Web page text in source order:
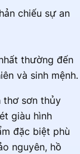
chiếu sự an
thường đến
và sinh mệnh.
thơ sơn thủy
giàu hình
đặc biệt phù
nguyên, hồ